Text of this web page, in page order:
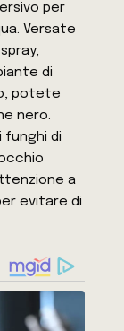
per
Versate
di
potete
nero.
funghi di
a
evitare di